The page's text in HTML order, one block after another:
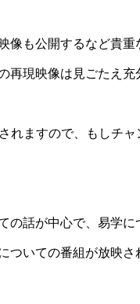
も公開するなど貴重
再現映像は見ごたえ
れますので、もしチ
の話が中心で、易学
ついての番組が放映